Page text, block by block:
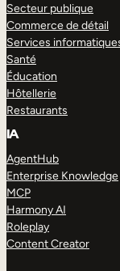
Secteur publique
Commerce de détail
Services
Santé
Éducation
Hôtellerie
Restaurants
IA
AgentHub
Enterprise Knowledge
MCP
Harmony AI
Roleplay
Content Creator